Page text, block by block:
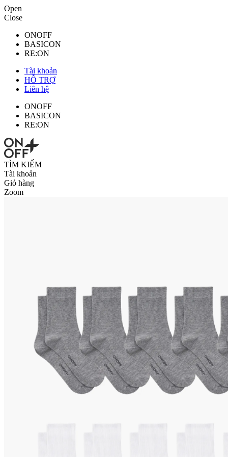
Open
Close
ONOFF
BASICON
RE:ON
Tài khoản
HỖ TRỢ
Liên hệ
ONOFF
BASICON
RE:ON
TÌM KIẾM
Tài khoản
Giỏ hàng
Zoom